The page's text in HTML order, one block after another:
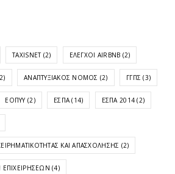
TAXISNET(2) ΈΛΕΓΧΟΙ AIRBNB (2)
ΑΝΑΠΤΥΞΙΑΚΌΣ ΝΌΜΟΣ (2) ΓΓΠΣ (3)
ΕΟΠΥΥ (2) ΕΣΠΑ (14) ΕΣΠΑ 2014 (2)
ΚΑΙ ΑΠΑΣΧΌΛΗΣΗΣ (2)
(4)